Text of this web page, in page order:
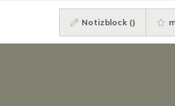
Notizblock ()